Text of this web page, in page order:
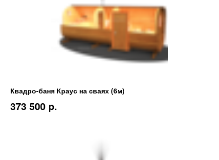
Квадро-баня Краус на сваях (6м)
373 500 p.